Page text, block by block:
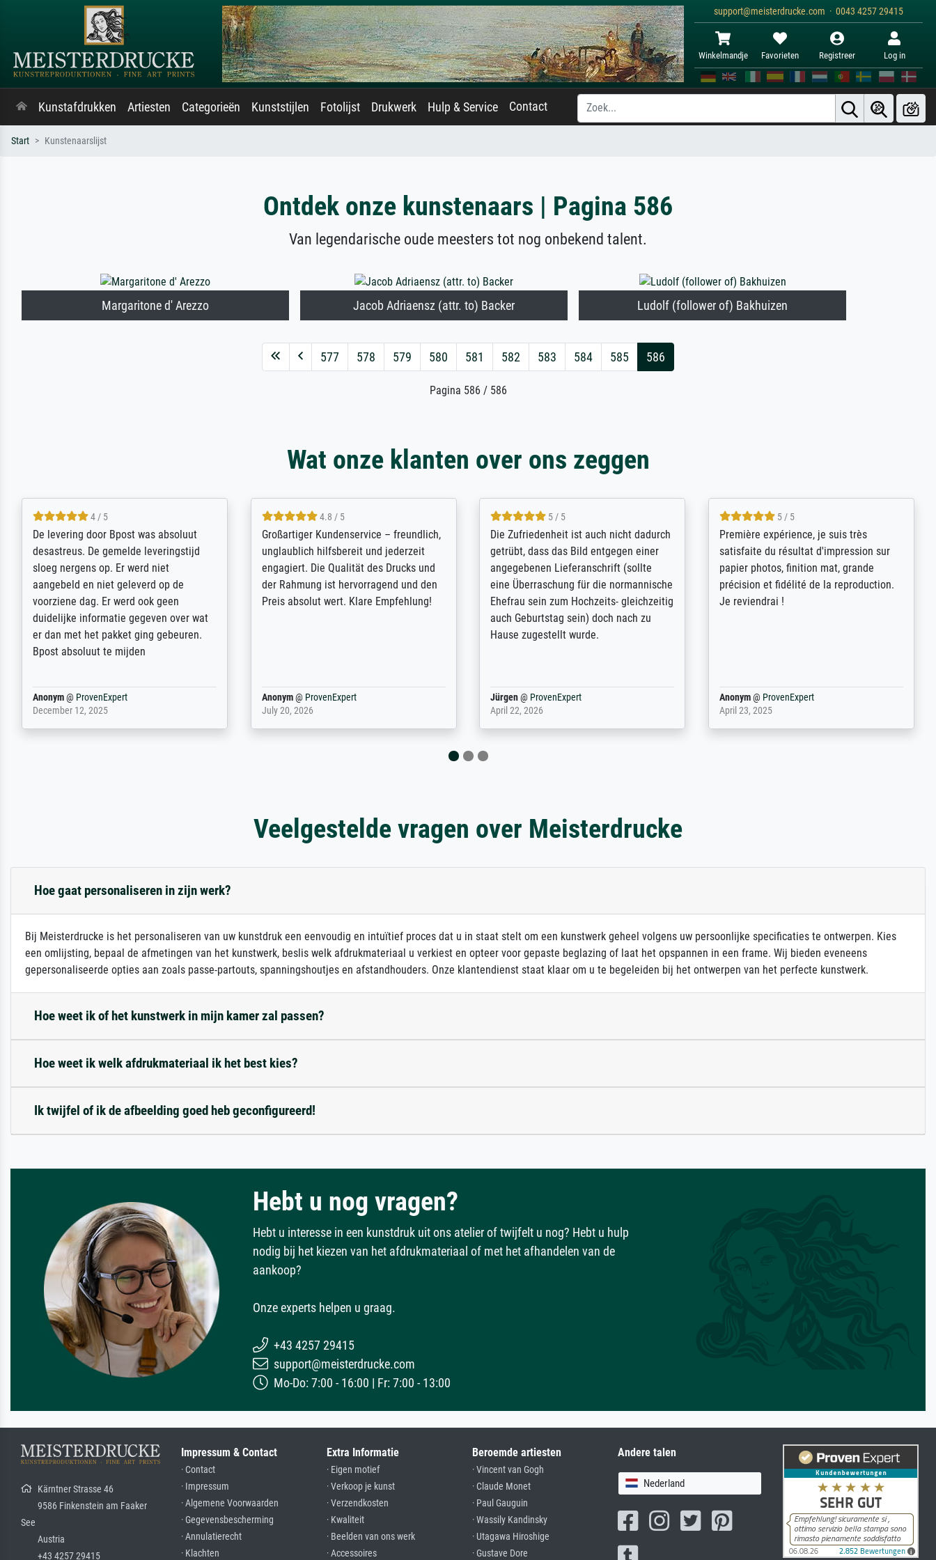
support@meisterdrucke.com · 0043 4257 29415
Winkelmandje Favorieten Registreer Log in
Kunstafdrukken Artiesten Categorieën Kunststijlen Fotolijst Drukwerk Hulp & Service Contact
Start Kunstenaarslijst
Ontdek onze kunstenaars | Pagina 586
Van legendarische oude meesters tot nog onbekend talent.
Margaritone d' Arezzo Jacob Adriaensz (attr. to) Backer Ludolf (follower of) Bakhuizen
577 578 579 580 581 582 583 584 585 586
Pagina 586 / 586
Wat onze klanten over ons zeggen
4 / 5
De levering door Bpost was absoluut
desastreus. De gemelde leveringstijd
sloeg nergens op. Er werd niet
aangebeld en niet geleverd op de
voorziene dag. Er werd ook geen
duidelijke informatie gegeven over wat
er dan met het pakket ging gebeuren.
Bpost absoluut te mijden
Anonym@ ProvenExpert
December 12, 2025
4.8 / 5
Großartiger Kundenservice – freundlich,
unglaublich hilfsbereit und jederzeit
engagiert. Die Qualität des Drucks und
der Rahmung ist hervorragend und den
Preis absolut wert. Klare Empfehlung!
Anonym@ ProvenExpert
July 20, 2026
5 / 5
Die Zufriedenheit ist auch nicht dadurch
getrübt, dass das Bild entgegen einer
angegebenen Lieferanschrift (sollte
eine Überraschung für die normannische
Ehefrau sein zum Hochzeits- gleichzeitig
auch Geburtstag sein) doch nach zu
Hause zugestellt wurde.
Jürgen@ ProvenExpert
April 22, 2026
5 / 5
Première expérience, je suis très
satisfaite du résultat d'impression sur
papier photos, finition mat, grande
précision et fidélité de la reproduction.
Je reviendrai !
Anonym@ ProvenExpert
April 23, 2025
Veelgestelde vragen over Meisterdrucke
Hoe gaat personaliseren in zijn werk?
Bij Meisterdrucke is het personaliseren van uw kunstdruk een eenvoudig en intuïtief proces dat u in staat stelt om een kunstwerk geheel volgens uw persoonlijke specificaties te ontwerpen. Kies
een omlijsting, bepaal de afmetingen van het kunstwerk, beslis welk afdrukmateriaal u verkiest en opteer voor gepaste beglazing of laat het opspannen in een frame. Wij bieden eveneens
gepersonaliseerde opties aan zoals passe-partouts, spanningshoutjes en afstandhouders. Onze klantendienst staat klaar om u te begeleiden bij het ontwerpen van het perfecte kunstwerk.
Hoe weet ik of het kunstwerk in mijn kamer zal passen?
Hoe weet ik welk afdrukmateriaal ik het best kies?
Ik twijfel of ik de afbeelding goed heb geconfigureerd!
Hebt u nog vragen?
Hebt u interesse in een kunstdruk uit ons atelier of twijfelt u nog? Hebt u hulp
nodig bij het kiezen van het afdrukmateriaal of met het afhandelen van de
aankoop?
Onze experts helpen u graag.
+43 4257 29415
support@meisterdrucke.com
Mo-Do: 7:00 - 16:00 | Fr: 7:00 - 13:00
Kärntner Strasse 46
9586 Finkenstein am Faaker
See
Austria
+43 4257 29415
Impressum & Contact
· Contact
· Impressum
· Algemene Voorwaarden
· Gegevensbescherming
· Annulatierecht
· Klachten
Extra Informatie
· Eigen motief
· Verkoop je kunst
· Verzendkosten
· Kwaliteit
· Beelden van ons werk
· Accessoires
Beroemde artiesten
· Vincent van Gogh
· Claude Monet
· Paul Gauguin
· Wassily Kandinsky
· Utagawa Hiroshige
· Gustave Dore
Andere talen
Nederland